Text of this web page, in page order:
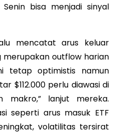
bisa menjadi sinyal
mencatat arus keluar
merupakan outflow harian
tetap optimistis namun
$112.000 perlu diawasi di
makro,” lanjut mereka.
seperti arus masuk ETF
volatilitas tersirat